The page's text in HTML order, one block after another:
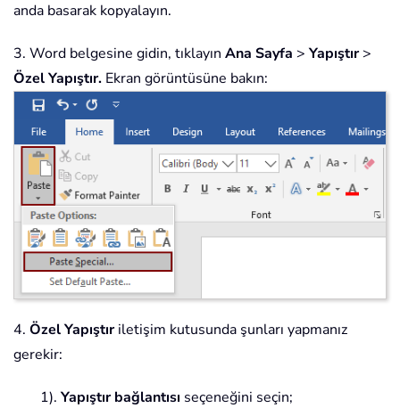
anda basarak kopyalayın.
3. Word belgesine gidin, tıklayın Ana Sayfa > Yapıştır>
Özel Yapıştır. Ekran görüntüsüne bakın:
4. Özel Yapıştıriletişim kutusunda şunları yapmanız
gerekir:
1). Yapıştır bağlantısı seçeneğini seçin;